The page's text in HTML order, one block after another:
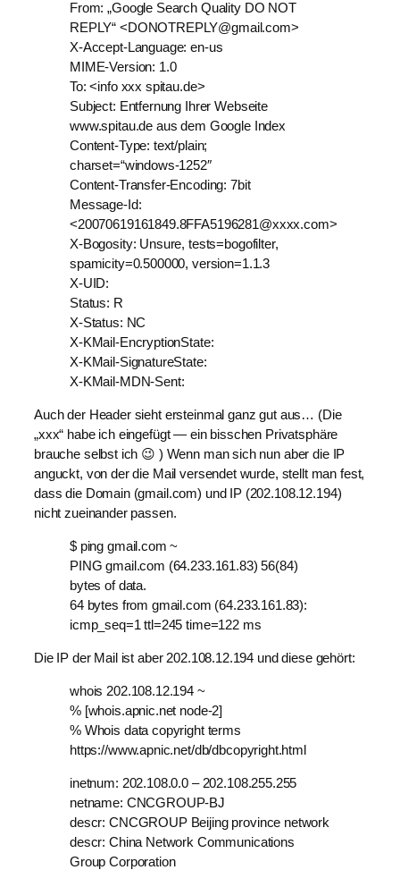
From: „Google Search Quality DO NOT
REPLY“ <DONOTREPLY@gmail.com>
X-Accept-Language: en-us
MIME-Version: 1.0
To: <info xxx spitau.de>
Subject: Entfernung Ihrer Webseite
www.spitau.de aus dem Google Index
Content-Type: text/plain;
charset=“windows-1252″
Content-Transfer-Encoding: 7bit
Message-Id:
<20070619161849.8FFA5196281@xxxx.com>
X-Bogosity: Unsure, tests=bogofilter,
spamicity=0.500000, version=1.1.3
X-UID:
Status: R
X-Status: NC
X-KMail-EncryptionState:
X-KMail-SignatureState:
X-KMail-MDN-Sent:
Auch der Header sieht ersteinmal ganz gut aus… (Die
„xxx“ habe ich eingefügt — ein bisschen Privatsphäre
brauche selbst ich 😉 ) Wenn man sich nun aber die IP
anguckt, von der die Mail versendet wurde, stellt man fest,
dass die Domain (gmail.com) und IP (202.108.12.194)
nicht zueinander passen.
$ ping gmail.com ~
PING gmail.com (64.233.161.83) 56(84)
bytes of data.
64 bytes from gmail.com (64.233.161.83):
icmp_seq=1 ttl=245 time=122 ms
Die IP der Mail ist aber 202.108.12.194 und diese gehört:
whois 202.108.12.194 ~
% [whois.apnic.net node-2]
% Whois data copyright terms
https://www.apnic.net/db/dbcopyright.html
inetnum: 202.108.0.0 – 202.108.255.255
netname: CNCGROUP-BJ
descr: CNCGROUP Beijing province network
descr: China Network Communications
Group Corporation